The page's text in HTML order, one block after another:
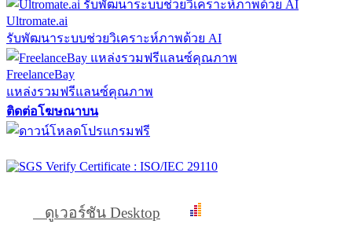
Ultromate.ai
รับพัฒนาระบบช่วยวิเคราะห์ภาพด้วย AI
FreelanceBay
แหล่งรวมฟรีแลนซ์คุณภาพ
ติดต่อโฆษณาบน
ดูเวอร์ชัน Desktop